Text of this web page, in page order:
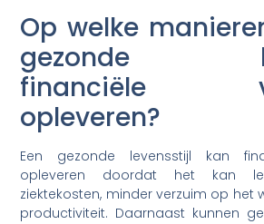
Op welke
gezonde
financiële
opleveren?
Een gezonde levensstijl kan
opleveren doordat het kan
ziektekosten, minder verzuim op het
productiviteit. Daarnaast kunnen